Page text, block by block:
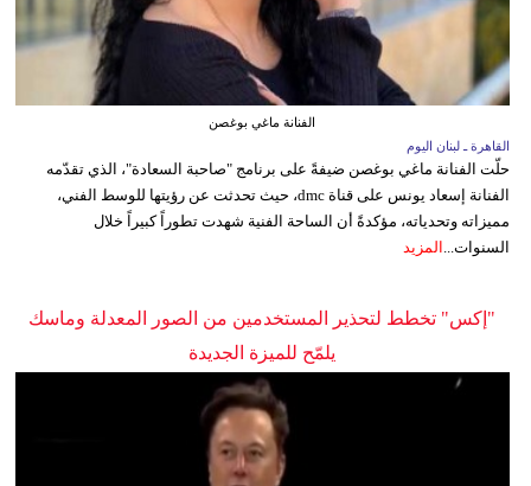
الفنانة ماغي بوغصن
القاهرة ـ لبنان اليوم
حلّت الفنانة ماغي بوغصن ضيفةً على برنامج "صاحبة السعادة"، الذي تقدّمه
الفنانة إسعاد يونس على قناة dmc، حيث تحدثت عن رؤيتها للوسط الفني،
مميزاته وتحدياته، مؤكدةً أن الساحة الفنية شهدت تطوراً كبيراً خلال
السنوات...
المزيد
"إكس" تخطط لتحذير المستخدمين من الصور المعدلة وماسك
يلمّح للميزة الجديدة